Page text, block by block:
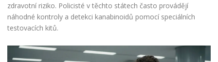
zdravotní riziko. Policisté v těchto státech často provádějí
náhodné kontroly a detekci kanabinoidů pomocí speciálních
testovacích kitů.